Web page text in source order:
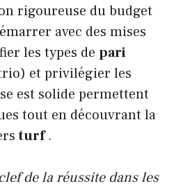
rigoureuse du budget
avec des mises
les types de pari
et privilégier les
est solide permettent
tout en découvrant la
turf.
de la réussite dans les